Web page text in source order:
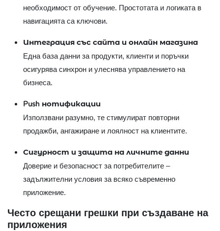
необходимост от обучение. Простотата и логиката в
навигацията са ключови.
Интеграция със сайта и онлайн магазина
Една база данни за продукти, клиенти и поръчки
осигурява синхрон и улеснява управлението на
бизнеса.
Push нотификации
Използвани разумно, те стимулират повторни
продажби, ангажиране и лоялност на клиентите.
Сигурност и защита на личните данни
Доверие и безопасност за потребителите –
задължителни условия за всяко съвременно
приложение.
Често срещани грешки при създаване на
приложения